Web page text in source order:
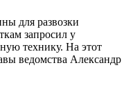
для развозки
запросил у
технику. На этот
ведомства Александр